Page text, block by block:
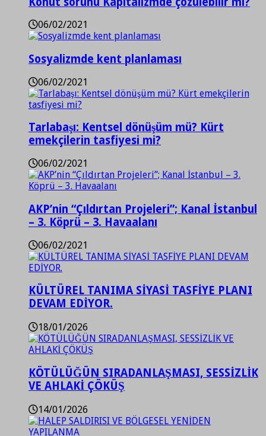
06/02/2021
Sosyalizmde kent planlaması
06/02/2021
Tarlabaşı: Kentsel dönüşüm mü? Kürt
emekçilerin tasfiyesi mi?
06/02/2021
AKP’nin “Çıldırtan Projeleri”; Kanal İstanbul
– 3. Köprü – 3. Havaalanı
06/02/2021
KÜLTÜREL TANIMA SİYASİ TASFİYE PLANI
DEVAM EDİYOR.
18/01/2026
KÖTÜLÜĞÜN SIRADANLAŞMASI, SESSİZLİK
VE AHLAKİ ÇÖKÜŞ
14/01/2026